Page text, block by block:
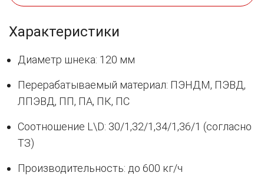
Характеристики
Диаметр шнека: 120 мм
Перерабатываемый материал: ПЭНДМ, ПЭВД,
ЛПЭВД, ПП, ПА, ПК, ПС
Соотношение L\D: 30/1,32/1,34/1,36/1 (согласно
ТЗ)
Производительность: до 600 кг/ч